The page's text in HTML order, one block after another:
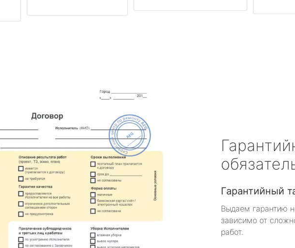
Гарантийный
Выдаем гарантию
зависимо от
работ.